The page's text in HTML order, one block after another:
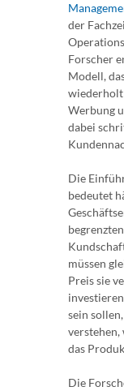
der
Forscher
Modell,
wiederholt
Werbung
dabei
Die
bedeutet
müssen
Preis sie
sein
das
Die